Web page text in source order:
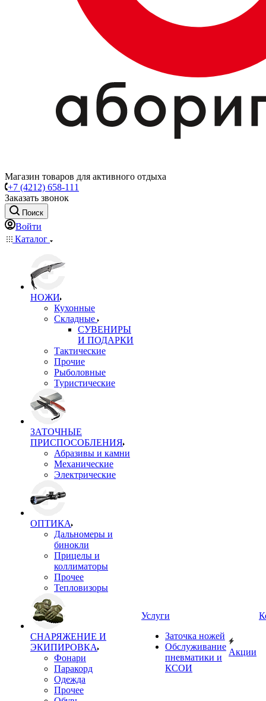
Магазин товаров для активного отдыха
+7 (4212) 658-111
Заказать звонок
Поиск
Войти
Каталог
НОЖИ
Кухонные
Складные
СУВЕНИРЫ
И ПОДАРКИ
Тактические
Прочие
Рыболовные
Туристические
ЗАТОЧНЫЕ
ПРИСПОСОБЛЕНИЯ
Абразивы и камни
Механические
Электрические
ОПТИКА
Дальномеры и
бинокли
Прицелы и
коллиматоры
Прочее
Тепловизоры
СНАРЯЖЕНИЕ И
ЭКИПИРОВКА
Фонари
Паракорд
Одежда
Прочее
Услуги
Заточка ножей
Обслуживание
пневматики и
КСОИ
Акции